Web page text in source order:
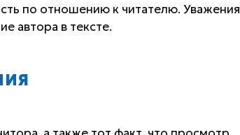
по отношению к читателю. Уважения
автора в тексте.